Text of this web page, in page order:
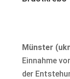
Münster
Einnahme
der